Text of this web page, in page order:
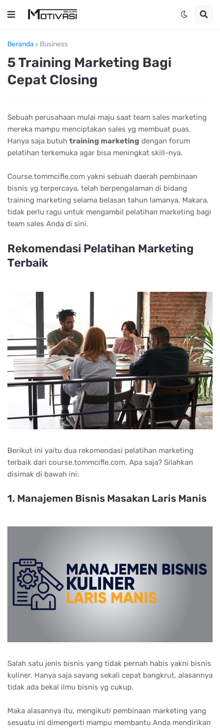
Beranda Business
5 Training Marketing Bagi
Cepat Closing
Sebuah perusahaan mulai maju saat team sales marketing
mereka mampu menciptakan sales yg membuat puas.
Hanya saja butuh trаіnіng mаrkеtіng dengan forum
pelatihan terkemuka agar bisa meningkat skill-nya.
Course.tommcifle.com yakni sebuah daerah pembinaan
bisnis yg terpercaya, telah berpengalaman di bidang
training marketing selama belasan tahun lamanya. Makara,
tidak perlu ragu untuk mengambil pelatihan marketing bagi
team sales Anda di sini.
Rеkоmеndаѕі Pеlаtіhаn Mаrkеtіng
Tеrbаіk
Berikut ini yaitu dua rekomendasi pelatihan marketing
terbaik dari course.tommcifle.com. Apa saja? Silahkan
disimak di bawah ini:
1. Mаnаjеmеn Bіѕnіѕ Mаѕаkаn Lаrіѕ Mаnіѕ
Salah satu jenis bisnis yang tidak pernah habis yakni bisnis
kuliner. Hanya saja sayang sekali cepat bangkrut, alasannya
tidak ada bekal ilmu bisnis yg cukup.
Maka alasannya itu, mengikuti pembinaan marketing yang
sesuatu ini dimengerti mampu membantu Anda mendirikan